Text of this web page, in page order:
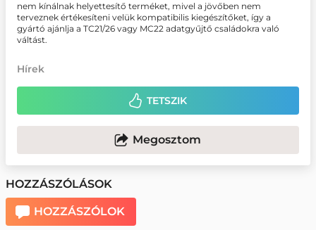
nem kínálnak helyettesítő terméket, mivel a jövőben nem
terveznek értékesíteni velük kompatibilis kiegészítőket, így a
gyártó ajánlja a TC21/26 vagy MC22 adatgyűjtő családokra való
váltást.
Hírek
TETSZIK
Megosztom
HOZZÁSZÓLÁSOK
HOZZÁSZÓLOK